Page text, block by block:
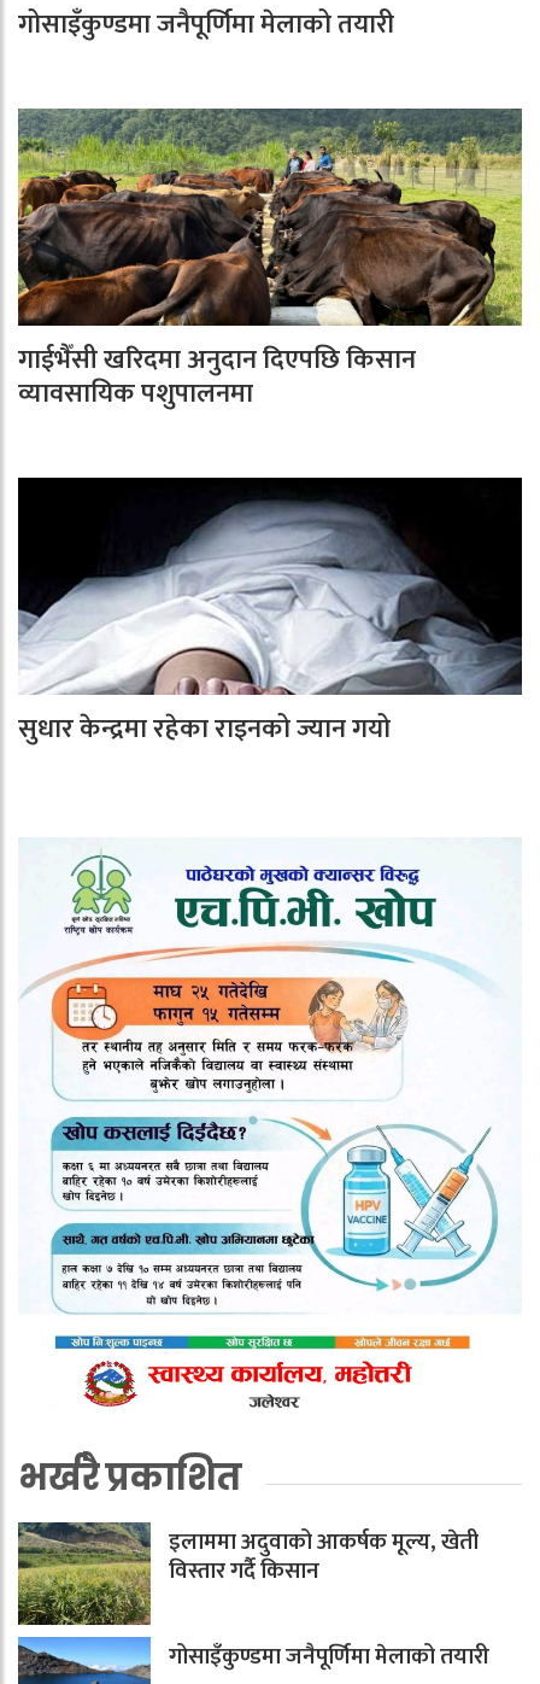
गोसाइँकुण्डमा जनैपूर्णिमा मेलाको तयारी
गाईभैँसी खरिदमा अनुदान दिएपछि किसान
व्यावसायिक पशुपालनमा
सुधार केन्द्रमा रहेका राइनको ज्यान गयो
भर्खरै प्रकाशित
इलाममा अदुवाको आकर्षक मूल्य, खेती
विस्तार गर्दै किसान
गोसाइँकुण्डमा जनैपूर्णिमा मेलाको तयारी